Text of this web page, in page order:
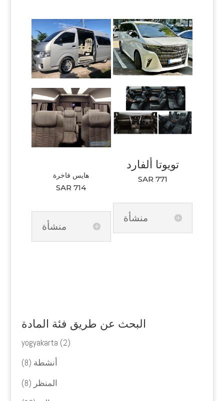
هايس فاخرة
SAR 714
منشأة
تويوتا ألفارد
SAR 771
منشأة
البحث عن طريق فئة المادة
yogyakarta (2)
أنشطة (8)
المنظر (8)